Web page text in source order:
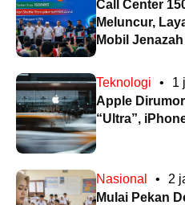
Call Center
Meluncur,
Mobil
Teknologi •
1
Apple
“Ultra”,
Nasional •
2
Mulai Pekan